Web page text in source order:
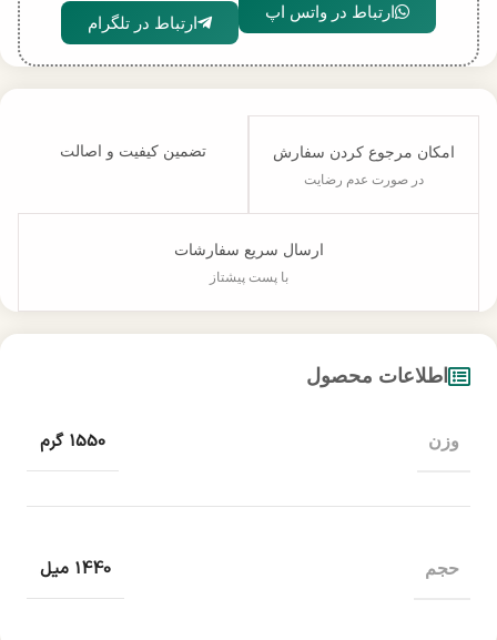
ارتباط در واتس اپ
ارتباط در تلگرام
امکان مرجوع کردن سفارش
در صورت عدم رضایت
تضمین کیفیت و اصالت
ارسال سریع سفارشات
با پست پیشتاز
اطلاعات محصول
وزن 1550 گرم
حجم 1440 میل